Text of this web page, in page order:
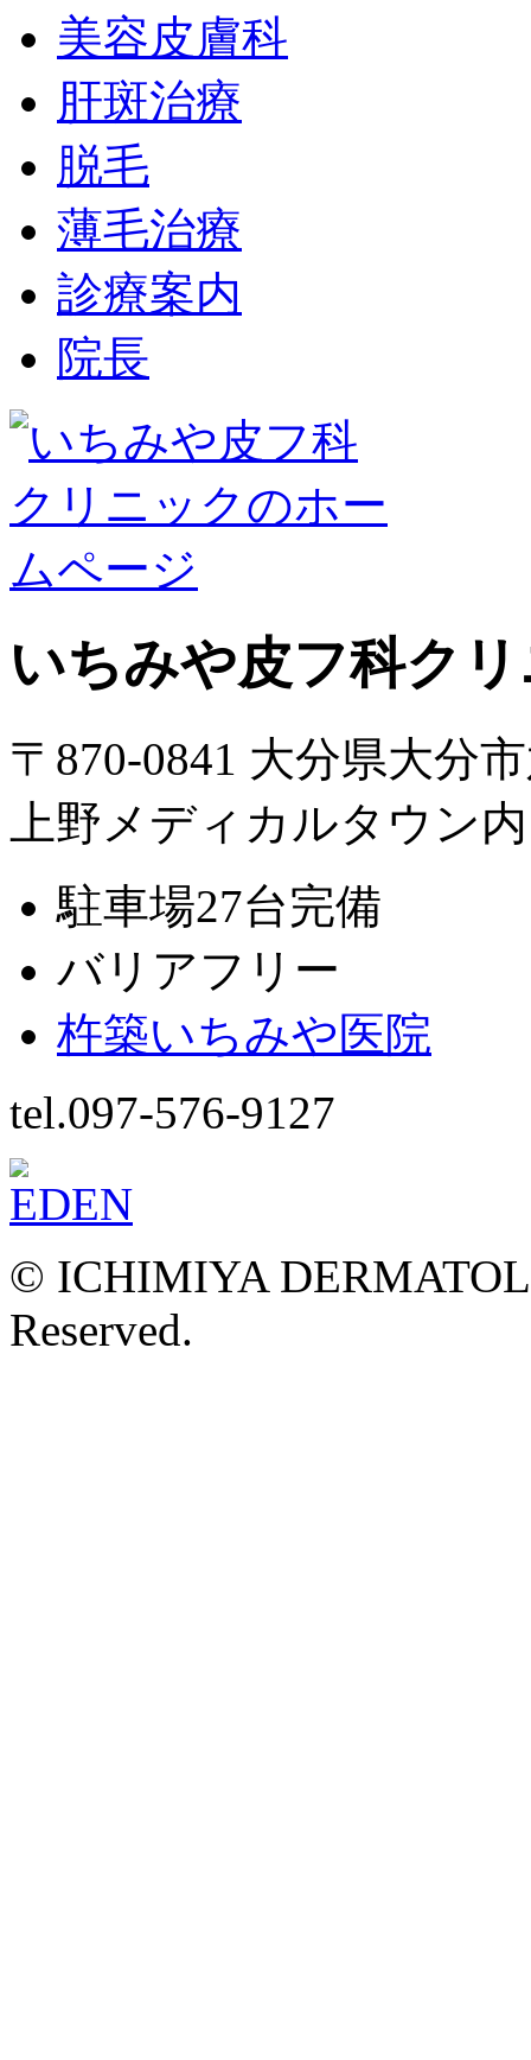
美容皮膚科
肝斑治療
脱毛
薄毛治療
診療案内
院長
いちみや皮フ科ク
〒870-0841 大分県大分
上野メディカルタウン内
駐車場27台完備
バリアフリー
杵築いちみや医院
tel.097-576-9127
© ICHIMIYA
Reserved.